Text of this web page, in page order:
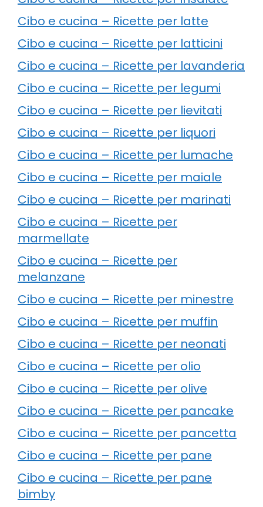
Cibo e cucina – Ricette per latte
Cibo e cucina – Ricette per latticini
Cibo e cucina – Ricette per lavanderia
Cibo e cucina – Ricette per legumi
Cibo e cucina – Ricette per lievitati
Cibo e cucina – Ricette per liquori
Cibo e cucina – Ricette per lumache
Cibo e cucina – Ricette per maiale
Cibo e cucina – Ricette per marinati
Cibo e cucina – Ricette per
marmellate
Cibo e cucina – Ricette per
melanzane
Cibo e cucina – Ricette per minestre
Cibo e cucina – Ricette per muffin
Cibo e cucina – Ricette per neonati
Cibo e cucina – Ricette per olio
Cibo e cucina – Ricette per olive
Cibo e cucina – Ricette per pancake
Cibo e cucina – Ricette per pancetta
Cibo e cucina – Ricette per pane
Cibo e cucina – Ricette per pane
bimby